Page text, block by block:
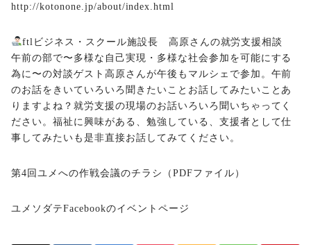
http://kotonone.jp/about/index.html
ftlビジネス・スクール施設長 高原さんの就労支援相談
午前の部で〜多様な自己実現・多様な社会参加を可能にする
為に〜の対談ゲスト高原さんが午後もマルシェで参加。午前
のお話をきいていろいろ聞きたいことお話してみたいことあ
りますよね？就労支援の現場のお話いろいろ聞いちゃってく
ださい。福祉に興味がある、勉強している、支援者として仕
事してみたいも是非直接お話してみてください。
第4回ユメへの作戦会議のチラシ （PDFファイル）
ユメソダテFacebookのイベントページ